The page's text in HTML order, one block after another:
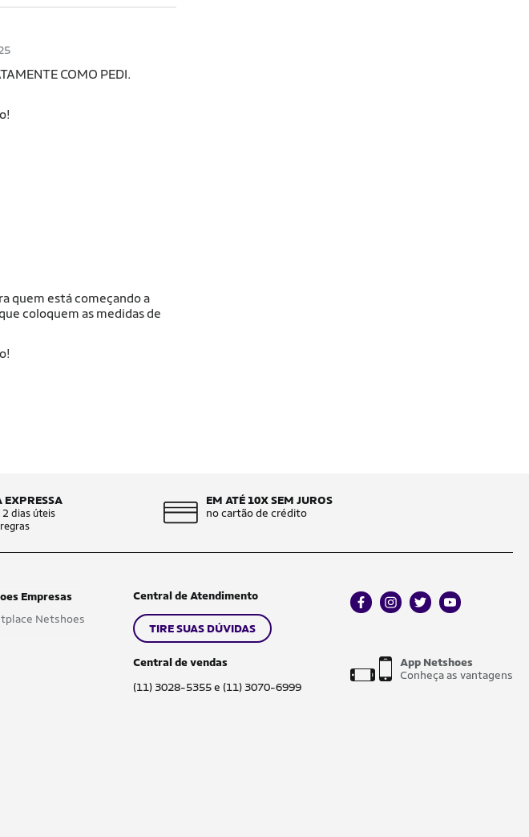
COMO PEDI.
quem está começando a
coloquem as medidas de
EXPRESSA
dias úteis
EM ATÉ 10X SEM JUROS
no cartão de crédito
Empresas
Netshoes
Central de Atendimento
TIRE SUAS DÚVIDAS
Central de vendas
(11) 3028-5355 e (11) 3070-6999
facebookinstagram
twitteryoutube
App Netshoes
Conheça as vantagens